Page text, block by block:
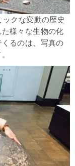
クな変動の歴史
様々な生物の化
るのは、写真の